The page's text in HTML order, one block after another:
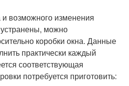
возможного изменения
можно
коробки окна. Данные
практически каждый
соответствующая
потребуется приготовить: